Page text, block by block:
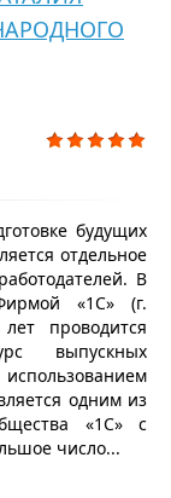
будущих
отдельное
В
«1С» (г.
проводится
выпускных
одним из
«1С» с
число...